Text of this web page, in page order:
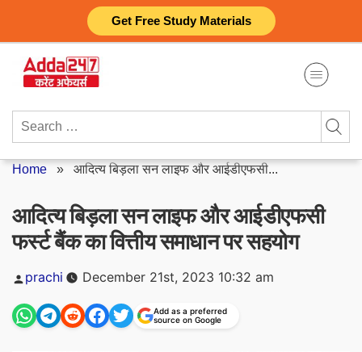
Get Free Study Materials
content
Search
Home » आदित्य बिड़ला सन लाइफ और आईडीएफसी...
आदित्य बिड़ला सन लाइफ और आईडीएफसी
फर्स्ट बैंक का वित्तीय समाधान पर सहयोग
Posted
by
prachi December 21st, 2023 10:32 am
Add as a preferred
source on Google